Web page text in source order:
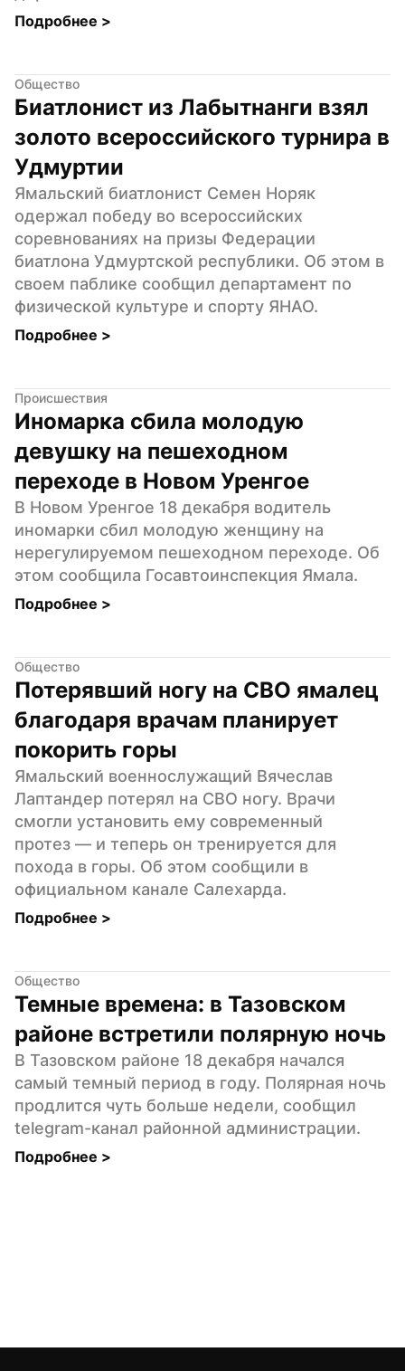
Подробнее >
Общество
Биатлонист из Лабытнанги взял
золото всероссийского турнира в
Удмуртии
Ямальский биатлонист Семен Норяк
одержал победу во всероссийских
соревнованиях на призы Федерации
биатлона Удмуртской республики. Об этом в
своем паблике сообщил департамент по
физической культуре и спорту ЯНАО.
Подробнее >
Происшествия
Иномарка сбила молодую
девушку на пешеходном
переходе в Новом Уренгое
В Новом Уренгое 18 декабря водитель
иномарки сбил молодую женщину на
нерегулируемом пешеходном переходе. Об
этом сообщила Госавтоинспекция Ямала.
Подробнее >
Общество
Потерявший ногу на СВО ямалец
благодаря врачам планирует
покорить горы
Ямальский военнослужащий Вячеслав
Лаптандер потерял на СВО ногу. Врачи
смогли установить ему современный
протез — и теперь он тренируется для
похода в горы. Об этом сообщили в
официальном канале Салехарда.
Подробнее >
Общество
Темные времена: в Тазовском
районе встретили полярную ночь
В Тазовском районе 18 декабря начался
самый темный период в году. Полярная ночь
продлится чуть больше недели, сообщил
telegram-канал районной администрации.
Подробнее >